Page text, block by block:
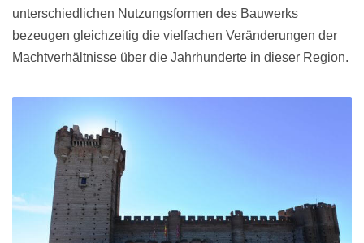
unterschiedlichen Nutzungsformen des Bauwerks
bezeugen gleichzeitig die vielfachen Veränderungen der
Machtverhältnisse über die Jahrhunderte in dieser Region.